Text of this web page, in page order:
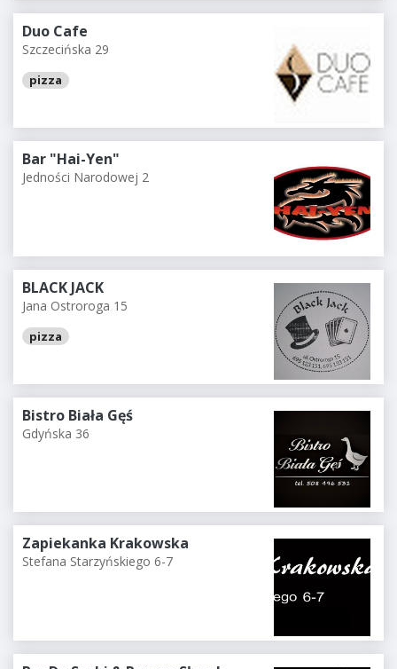
Duo Cafe
Szczecińska 29
pizza
Bar "Hai-Yen"
Jedności Narodowej 2
BLACK JACK
Jana Ostroroga 15
pizza
Bistro Biała Gęś
Gdyńska 36
Zapiekanka Krakowska
Stefana Starzyńskiego 6-7